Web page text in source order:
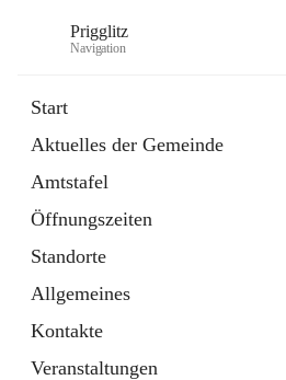
Prigglitz
Navigation
Start
Aktuelles der Gemeinde
Amtstafel
Öffnungszeiten
Standorte
Allgemeines
Kontakte
Veranstaltungen
Externe Webseite
in
Tab
Gemeindezeitung
Ordner
öffnet
in
neuem
Tab